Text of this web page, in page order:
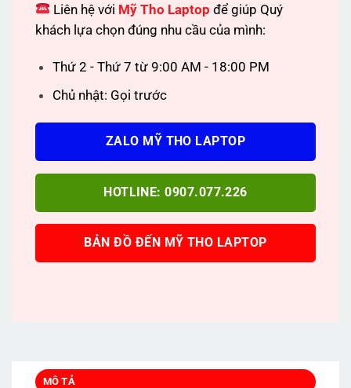
Liên hệ với Mỹ Tho Laptop để giúp Quý
khách lựa chọn đúng nhu cầu của mình:
Thứ 2 - Thứ 7 từ 9:00 AM - 18:00 PM
Chủ nhật: Gọi trước
ZALO MỸ THO LAPTOP
HOTLINE: 0907.077.226
BẢN ĐỒ ĐẾN MỸ THO LAPTOP
MÔ TẢ